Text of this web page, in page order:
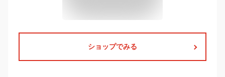
ショップでみる